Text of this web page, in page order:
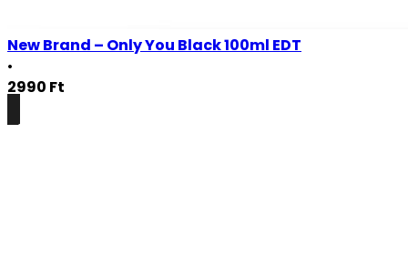
New Brand – Only You Black 100ml EDT
•
2990 Ft
Részletek